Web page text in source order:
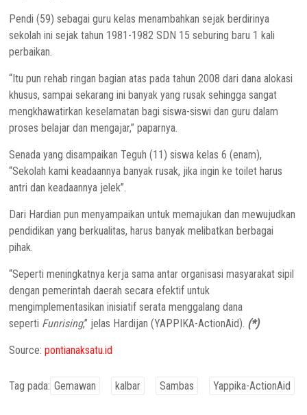
Pendi (59) sebagai guru kelas menambahkan sejak berdirinya
sekolah ini sejak tahun 1981-1982 SDN 15 seburing baru 1 kali
perbaikan.
“Itu pun rehab ringan bagian atas pada tahun 2008 dari dana alokasi
khusus, sampai sekarang ini banyak yang rusak sehingga sangat
mengkhawatirkan keselamatan bagi siswa-siswi dan guru dalam
proses belajar dan mengajar,” paparnya.
Senada yang disampaikan Teguh (11) siswa kelas 6 (enam),
“Sekolah kami keadaannya banyak rusak, jika ingin ke toilet harus
antri dan keadaannya jelek”.
Dari Hardian pun menyampaikan untuk memajukan dan mewujudkan
pendidikan yang berkualitas, harus banyak melibatkan berbagai
pihak.
“Seperti meningkatnya kerja sama antar organisasi masyarakat sipil
dengan pemerintah daerah secara efektif untuk
mengimplementasikan inisiatif serata menggalang dana
seperti Funrising,” jelas Hardijan (YAPPIKA-ActionAid). (*)
Source:pontianaksatu.id
Tag pada: Gemawan kalbar Sambas Yappika-ActionAid